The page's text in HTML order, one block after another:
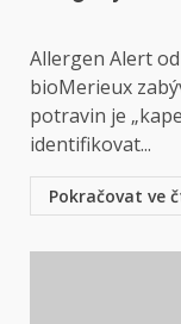
Allergen Alert
bioMerieux
potravin je
identifikovat...
Pokračovat ve